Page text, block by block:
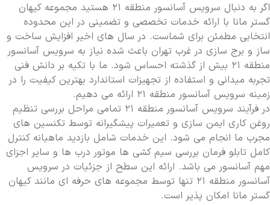
اگر به دنبال سرویس آسانسور منطقه ۲۱ هستید مجموعه کیهان
گستر مانا با ارائه خدمات تخصصی و تضمینی در این محدوده
انتخابی مطمئن برای شماست. در سال های اخیر افزایش ساخت و
ساز و برج سازی در غرب تهران باعث شده نیاز به سرویس آسانسور
منطقه ۲۱ بیش از گذشته احساس شود. ما با تکیه بر دانش فنی
تجربه میدانی و استفاده از تجهیزات استاندارد بهترین کیفیت را در
زمینه سرویس آسانسور منطقه ۲۱ ارائه می دهیم.
در فرآیند سرویس آسانسور منطقه ۲۱ تمامی مراحل بررسی تنظیم
روغن کاری ایمن سازی و تعمیرات پیشگیرانه توسط تکنسین های
مجرب ما انجام می شود. این خدمات شامل بازدید ماهیانه کنترل
کامل تابلو فرمان بررسی سیم کشی ها موتور درب ها و سایر اجزای
مهم آسانسور می باشد. ارائه این سطح از جزئیات در سرویس
آسانسور منطقه ۲۱ تنها توسط مجموعه های حرفه ای مانند کیهان
گستر مانا امکان پذیر است.